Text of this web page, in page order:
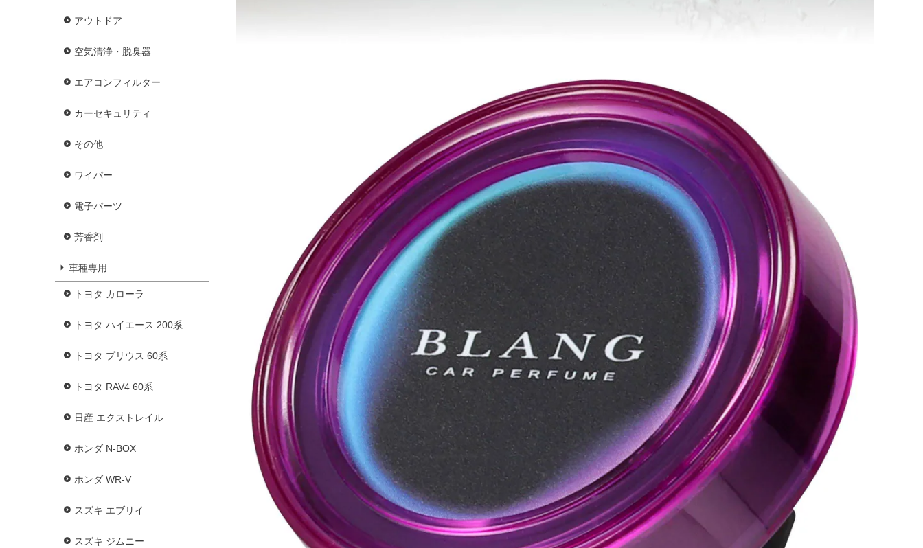
アウトドア
空気清浄・脱臭器
エアコンフィルター
カーセキュリティ
その他
ワイパー
電子パーツ
芳香剤
車種専用
トヨタ カローラ
トヨタ ハイエース 200系
トヨタ プリウス 60系
トヨタ RAV4 60系
日産 エクストレイル
ホンダ N-BOX
ホンダ WR-V
スズキ エブリイ
スズキ ジムニー